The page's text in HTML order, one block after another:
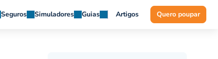
Seguros Simuladores Guias Artigos Quero poupar